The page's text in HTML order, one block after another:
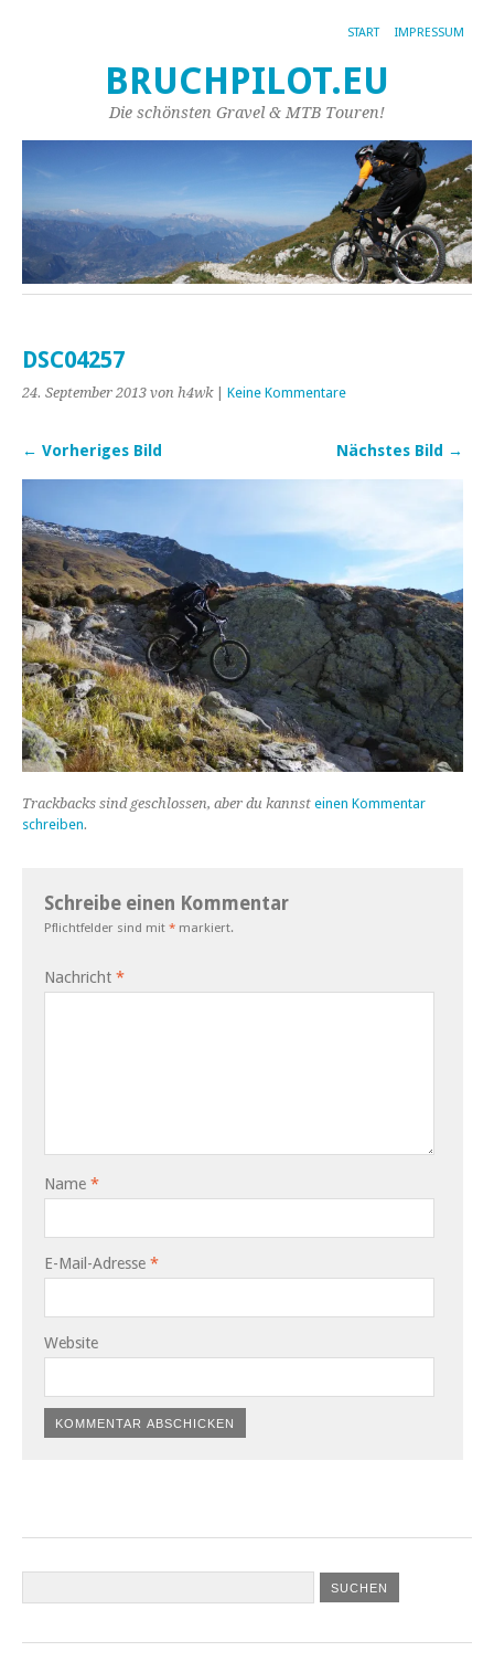
START IMPRESSUM
BRUCHPILOT.EU
Die schönsten Gravel & MTB Touren!
DSC04257
24. September 2013 von h4wk| Keine Kommentare
← Vorheriges Bild Nächstes Bild →
Trackbacks sind geschlossen, aber du kannst einen Kommentar
schreiben.
Schreibe einen Kommentar
Pflichtfelder sind mit * markiert.
Nachricht *
Name *
E-Mail-Adresse *
Website